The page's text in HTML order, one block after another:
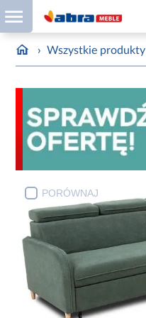
› Wszystkie produkty
PORÓWNAJ